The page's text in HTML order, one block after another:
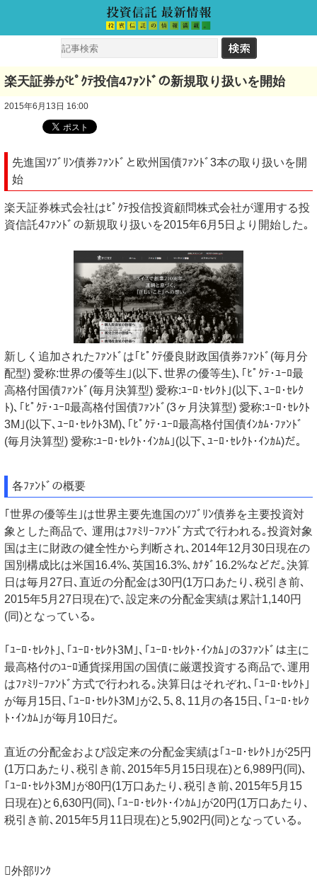
楽天証券がﾋﾟｸﾃ投信4ﾌｧﾝﾄﾞの新規取り扱いを開始
2015年6月13日 16:00
先進国ｿﾌﾞﾘﾝ債券ﾌｧﾝﾄﾞと欧州国債ﾌｧﾝﾄﾞ3本の取り扱いを開
始
楽天証券株式会社はﾋﾟｸﾃ投信投資顧問株式会社が運用する投
資信託4ﾌｧﾝﾄﾞの新規取り扱いを2015年6月5日より開始した｡
新しく追加されたﾌｧﾝﾄﾞは｢ﾋﾟｸﾃ優良財政国債券ﾌｧﾝﾄﾞ(毎月分
配型) 愛称:世界の優等生｣(以下､世界の優等生)､｢ﾋﾟｸﾃ･ﾕｰﾛ最
高格付国債ﾌｧﾝﾄﾞ(毎月決算型) 愛称:ﾕｰﾛ･ｾﾚｸﾄ｣(以下､ﾕｰﾛ･ｾﾚｸ
ﾄ)､｢ﾋﾟｸﾃ･ﾕｰﾛ最高格付国債ﾌｧﾝﾄﾞ(3ヶ月決算型) 愛称:ﾕｰﾛ･ｾﾚｸﾄ
3M｣(以下､ﾕｰﾛ･ｾﾚｸﾄ3M)､｢ﾋﾟｸﾃ･ﾕｰﾛ最高格付国債ｲﾝｶﾑ･ﾌｧﾝﾄﾞ
(毎月決算型) 愛称:ﾕｰﾛ･ｾﾚｸﾄ･ｲﾝｶﾑ｣(以下､ﾕｰﾛ･ｾﾚｸﾄ･ｲﾝｶﾑ)だ｡
各ﾌｧﾝﾄﾞの概要
｢世界の優等生｣は世界主要先進国のｿﾌﾞﾘﾝ債券を主要投資対
象とした商品で､ 運用はﾌｧﾐﾘｰﾌｧﾝﾄﾞ方式で行われる｡投資対象
国は主に財政の健全性から判断され､2014年12月30日現在の
国別構成比は米国16.4%､英国16.3%､ｶﾅﾀﾞ16.2%などだ｡決算
日は毎月27日､直近の分配金は30円(1万口あたり､税引き前､
2015年5月27日現在)で､設定来の分配金実績は累計1,140円
(同)となっている｡
｢ﾕｰﾛ･ｾﾚｸﾄ｣､｢ﾕｰﾛ･ｾﾚｸﾄ3M｣､｢ﾕｰﾛ･ｾﾚｸﾄ･ｲﾝｶﾑ｣の3ﾌｧﾝﾄﾞは主に
最高格付のﾕｰﾛ通貨採用国の国債に厳選投資する商品で､運用
はﾌｧﾐﾘｰﾌｧﾝﾄﾞ方式で行われる｡決算日はそれぞれ､｢ﾕｰﾛ･ｾﾚｸﾄ｣
が毎月15日､｢ﾕｰﾛ･ｾﾚｸﾄ3M｣が2､5､8､11月の各15日､｢ﾕｰﾛ･ｾﾚｸ
ﾄ･ｲﾝｶﾑ｣が毎月10日だ｡
直近の分配金および設定来の分配金実績は｢ﾕｰﾛ･ｾﾚｸﾄ｣が25円
(1万口あたり､税引き前､2015年5月15日現在)と6,989円(同)､
｢ﾕｰﾛ･ｾﾚｸﾄ3M｣が80円(1万口あたり､税引き前､2015年5月15
日現在)と6,630円(同)､｢ﾕｰﾛ･ｾﾚｸﾄ･ｲﾝｶﾑ｣が20円(1万口あたり､
税引き前､2015年5月11日現在)と5,902円(同)となっている｡
外部ﾘﾝｸ